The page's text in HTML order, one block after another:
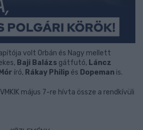
volt Orbán és Nagy mellett
Baji Balázs gátfutó, Láncz
író, Rákay Philip és Dopeman is.
május 7-re hívta össze a rendkívüli